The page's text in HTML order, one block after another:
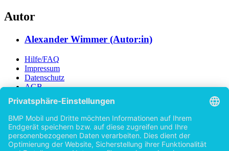
Autor
Alexander Wimmer (Autor:in)
Hilfe/FAQ
Impressum
Datenschutz
AGB
Vertrag widerrufen
Zur Desktop-Version
Copyright ©Imprint in der Bedey & Thoms Media GmbH
byOpen Publishing
Zurück